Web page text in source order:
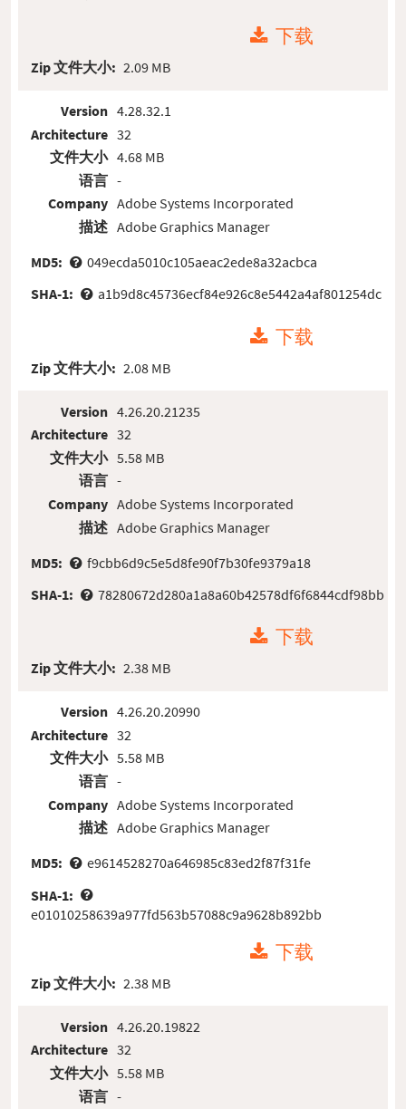
下载
Zip 文件大小: 2.09 MB
Version
Architecture
文件大小
语言
Company
描述
4.28.32.1
32
4.68 MB
-
Adobe Systems Incorporated
Adobe Graphics Manager
MD5:
049ecda5010c105aeac2ede8a32acbca
SHA-1:
a1b9d8c45736ecf84e926c8e5442a4af801254dc
下载
Zip 文件大小: 2.08 MB
Version
Architecture
文件大小
语言
Company
描述
4.26.20.21235
32
5.58 MB
-
Adobe Systems Incorporated
Adobe Graphics Manager
MD5:
f9cbb6d9c5e5d8fe90f7b30fe9379a18
SHA-1:
78280672d280a1a8a60b42578df6f6844cdf98bb
下载
Zip 文件大小: 2.38 MB
Version
Architecture
文件大小
语言
Company
描述
4.26.20.20990
32
5.58 MB
-
Adobe Systems Incorporated
Adobe Graphics Manager
MD5:
e9614528270a646985c83ed2f87f31fe
SHA-1:
e01010258639a977fd563b57088c9a9628b892bb
下载
Zip 文件大小: 2.38 MB
Version
Architecture
文件大小
语言
4.26.20.19822
32
5.58 MB
-